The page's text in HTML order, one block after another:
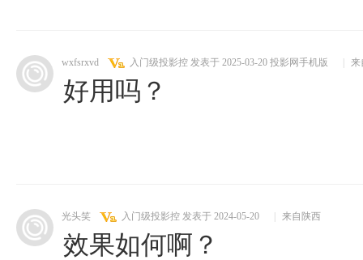
wxfsrxvd 入门级投影控 发表于 2025-03-20 投影网手机版 来
好用吗？
光头笑 入门级投影控 发表于 2024-05-20 来自陕西
效果如何啊？